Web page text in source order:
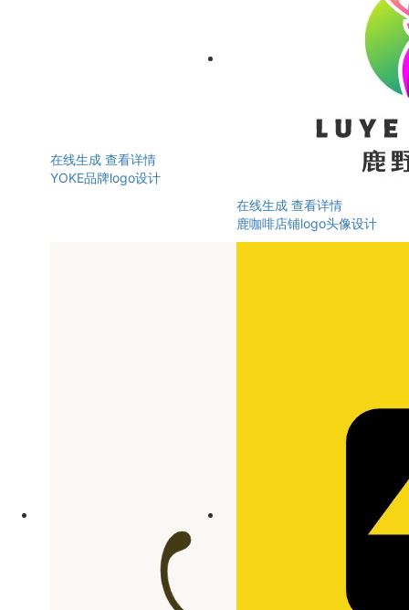
在线生成 查看详情
YOKE品牌logo设计
在线生成 查看详情
鹿咖啡店铺logo头像设计